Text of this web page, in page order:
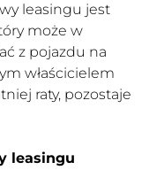
leasingu jest
może w
z pojazdu na
właścicielem
raty, pozostaje
leasingu